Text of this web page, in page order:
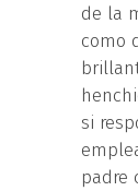
de la
como
si
padre